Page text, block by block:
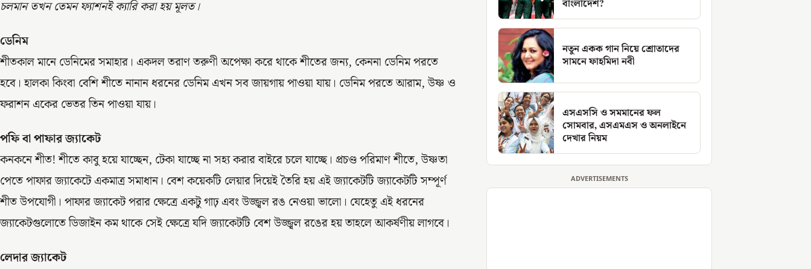
চলমান তখন তেমন ফ্যাশনই ক্যারি করা হয় মূলত।
ডেনিম
শীতকাল মানে ডেনিমের সমাহার। একদল তরাণ তরুণী অপেক্ষা করে থাকে শীতের জন্য, কেননা ডেনিম পরতে
হবে। হালকা কিংবা বেশি শীতে নানান ধরনের ডেনিম এখন সব জায়গায় পাওয়া যায়। ডেনিম পরতে আরাম, উষ্ণ ও
ফরাশন একের ভেতর তিন পাওয়া যায়।
পফি বা পাফার জ্যাকেট
কনকনে শীত! শীতে কাবু হয়ে যাচ্ছেন, টেকা যাচ্ছে না সহ্য করার বাইরে চলে যাচ্ছে। প্রচণ্ড পরিমাণ শীতে, উষ্ণতা
পেতে পাফার জ্যাকেটে একমাত্র সমাধান। বেশ কয়েকটি লেয়ার দিয়েই তৈরি হয় এই জ্যাকেটটি জ্যাকেটটি সম্পূর্ণ
শীত উপযোগী। পাফার জ্যাকেট পরার ক্ষেত্রে একটু গাঢ় এবং উজ্জ্বল রঙ নেওয়া ভালো। যেহেতু এই ধরনের
জ্যাকেটগুলোতে ডিজাইন কম থাকে সেই ক্ষেত্রে যদি জ্যাকেটটি বেশ উজ্জ্বল রঙের হয় তাহলে আকর্ষণীয় লাগবে।
লেদার জ্যাকেট
বাংলাদেশ?
নতুন একক গান নিয়ে শ্রোতাদের
সামনে ফাহমিদা নবী
এসএসসি ও সমমানের ফল
সোমবার, এসএমএস ও অনলাইনে
দেখার নিয়ম
ADVERTISEMENTS